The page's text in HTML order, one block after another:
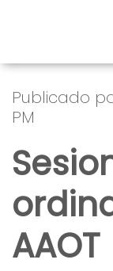
Publicado
PM
AAOT